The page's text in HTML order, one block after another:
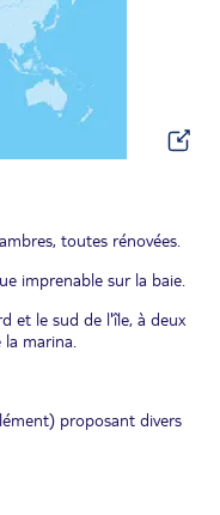
toutes rénovées.
imprenable sur la baie.
et le sud de l'île, à deux
la marina.
proposant divers